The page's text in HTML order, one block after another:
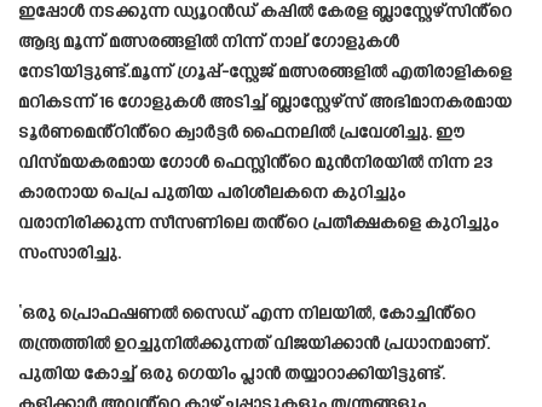
ഇപ്പോൾ നടക്കുന്ന ഡ്യൂറൻഡ് കപ്പിൽ കേരള ബ്ലാസ്റ്റേഴ്സിൻ്റെ
ആദ്യ മൂന്ന് മത്സരങ്ങളിൽ നിന്ന് നാല് ഗോളുകൾ
നേടിയിട്ടുണ്ട്.മൂന്ന് ഗ്രൂപ്പ്-സ്റ്റേജ് മത്സരങ്ങളിൽ എതിരാളികളെ
മറികടന്ന് 16 ഗോളുകൾ അടിച്ച് ബ്ലാസ്റ്റേഴ്‌സ് അഭിമാനകരമായ
ടൂർണമെൻ്റിൻ്റെ ക്വാർട്ടർ ഫൈനലിൽ പ്രവേശിച്ചു. ഈ
വിസ്മയകരമായ ഗോൾ ഫെസ്റ്റിൻ്റെ മുൻനിരയിൽ നിന്ന 23
കാരനായ പെപ്ര പുതിയ പരിശീലകനെ കുറിച്ചും
വരാനിരിക്കുന്ന സീസണിലെ തൻ്റെ പ്രതീക്ഷകളെ കുറിച്ചും
സംസാരിച്ചു.
‘ഒരു പ്രൊഫഷണൽ സൈഡ് എന്ന നിലയിൽ, കോച്ചിൻ്റെ
തന്ത്രത്തിൽ ഉറച്ചുനിൽക്കുന്നത് വിജയിക്കാൻ പ്രധാനമാണ്.
പുതിയ കോച്ച് ഒരു ഗെയിം പ്ലാൻ തയ്യാറാക്കിയിട്ടുണ്ട്.